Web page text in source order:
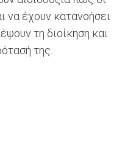
να έχουν κατανοήσει
τη διοίκηση και
της.